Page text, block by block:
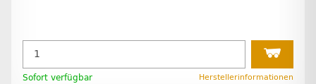
Sofort verfügbar Herstellerinformationen